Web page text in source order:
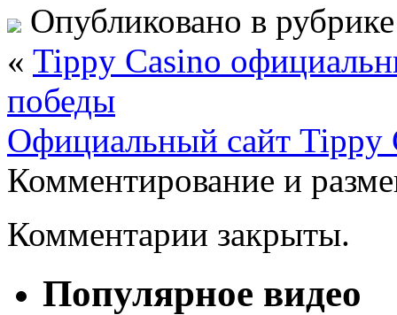
Опубликовано в
« Tippy Casino
победы
Официальный сайт Tippy
Комментирование и
Комментарии закрыты.
Популярное видео